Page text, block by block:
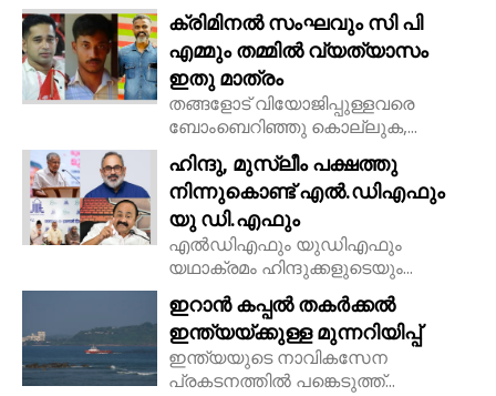
ക്രിമിനൽ സംഘവും സി പി
എമ്മും തമ്മിൽ വ്യത്യാസം
ഇതു മാത്രം
തങ്ങളോട് വിയോജിപ്പുള്ളവരെ
ബോംബെറിഞ്ഞു കൊല്ലുക,...
ഹിന്ദു, മുസ്ലീം പക്ഷത്തു
നിന്നുകൊണ്ട് എൽ.ഡിഎഫും
യു ഡി.എഫും
എൽഡിഎഫും യുഡിഎഫും
യഥാക്രമം ഹിന്ദുക്കളുടെയും...
ഇറാൻ കപ്പൽ തകർക്കൽ
ഇന്ത്യയ്ക്കുള്ള മുന്നറിയിപ്പ്
ഇന്ത്യയുടെ നാവികസേന
പ്രകടനത്തിൽ പങ്കെടുത്ത്...